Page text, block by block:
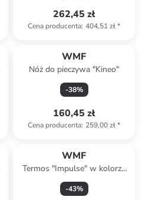
262,45 zł
Cena producenta: 404,51 zł*
WMF
Nóż do pieczywa "Kineo"
-38%
160,45 zł
Cena producenta: 259,00 zł*
WMF
Termos "Impulse" w kolorze
miedzianym - 1 l
-43%